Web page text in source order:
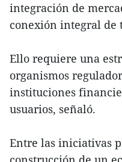
integración de
conexión integral de
Ello requiere una
organismos
instituciones
usuarios, señaló.
Entre las iniciativas